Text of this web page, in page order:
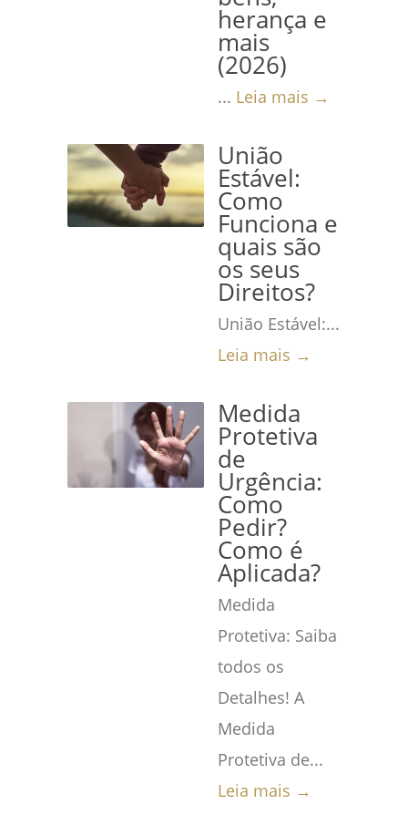
herança e
mais
(2026)
... Leia mais →
União
Estável:
Como
Funciona e
quais são
os seus
Direitos?
União Estável:...
Leia mais →
Medida
Protetiva
de
Urgência:
Como
Pedir?
Como é
Aplicada?
Medida
Protetiva: Saiba
todos os
Detalhes! A
Medida
Protetiva de...
Leia mais →